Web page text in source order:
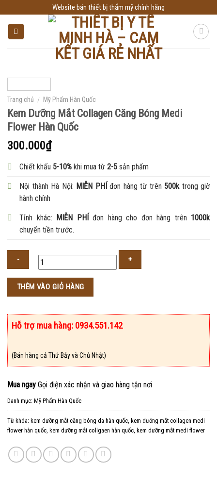
to
content
Website bán thiết bị thẩm mỹ chính hãng
Trang chủ / Mỹ Phẩm Hàn Quốc
Kem Dưỡng Mắt Collagen Căng Bóng Medi
Flower Hàn Quốc
300.000₫
Chiết khấu 5-10% khi mua từ 2-5 sản phẩm
Nội thành Hà Nội: MIỄN PHÍđơn hàng từ trên 500k trong giờ
hành chính
Tỉnh khác: MIỄN PHÍđơn hàng cho đơn hàng trên 1000k
chuyển tiền trước.
THÊM VÀO GIỎ HÀNG
Hỗ trợ mua hàng: 0934.551.142
(Bán hàng cả Thứ Bảy và Chủ Nhật)
Mua ngay Gọi điện xác nhận và giao hàng tận nơi
Danh mục: Mỹ Phẩm Hàn Quốc
Từ khóa: kem dưỡng mắt căng bóng da hàn quốc, kem dướng mắt collagen medi
flower hàn quốc, kem dưỡng mắt collgaen hàn quốc, kem dưỡng mắt medi flower